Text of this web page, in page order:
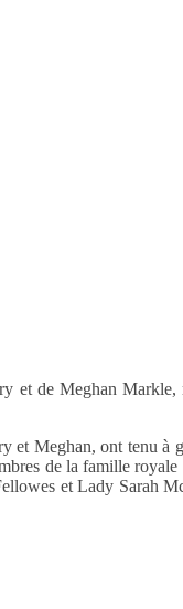
et de Meghan Markle,
et Meghan, ont tenu à
de la famille
et Lady Sarah